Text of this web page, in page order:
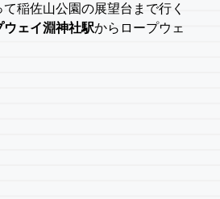
稲佐山公園の展望台まで行く
ウェイ淵神社駅からロープウェ